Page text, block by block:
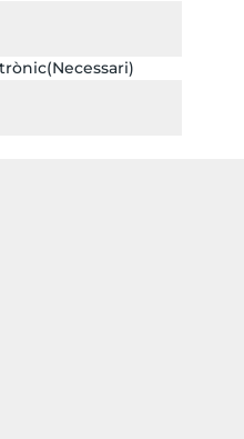
(necessari)